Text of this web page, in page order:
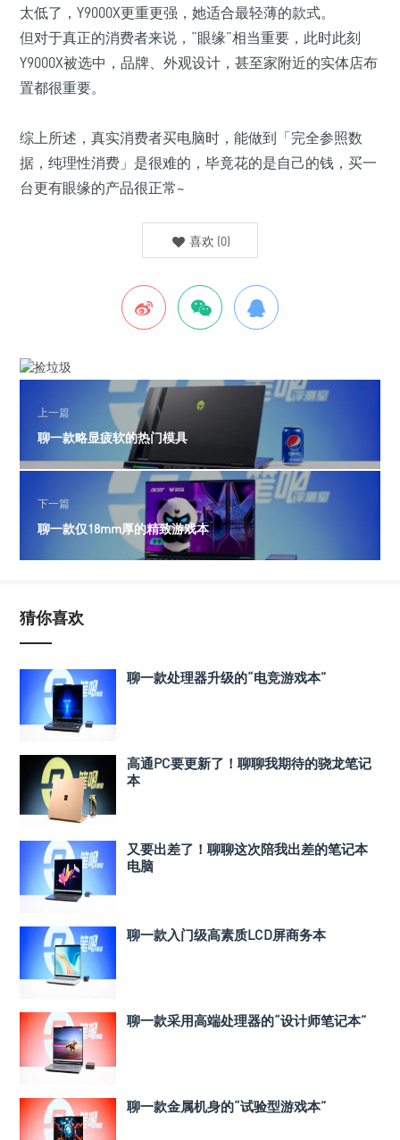
太低了，Y9000X更重更强，她适合最轻薄的款式。
但对于真正的消费者来说，“眼缘”相当重要 ，此时此刻
Y9000X被选中，品牌、外观设计，甚至家附近的实体店布
置都很重要。
综上所述，真实消费者买电脑时，能做到 「完全参照数
据，纯理性消费 」 是很难的，毕竟花的是自己的钱，买一
台更有眼缘的产品很正常~
喜欢 (0)
上一篇
聊一款略显疲软的热门模具
下一篇
聊一款仅18mm厚的精致游戏本
猜你喜欢
聊一款处理器升级的“电竞游戏本”
高通PC要更新了！聊聊我期待的骁龙笔记
本
又要出差了！聊聊这次陪我出差的笔记本
电脑
聊一款入门级高素质LCD屏商务本
聊一款采用高端处理器的“设计师笔记本”
聊一款金属机身的“试验型游戏本”